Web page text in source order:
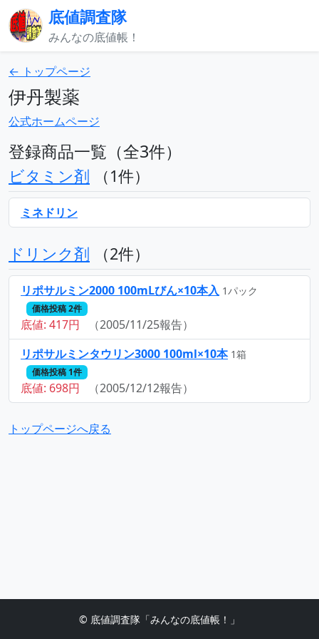
底値調査隊
みんなの底値帳！
← トップページ
伊丹製薬
公式ホームページ
登録商品一覧（全3件）
ビタミン剤 （1件）
ミネドリン
ドリンク剤 （2件）
リポサルミン2000 100mLびん×10本入 1パック
価格投稿 2件
底値: 417円
（2005/11/25報告）
リポサルミンタウリン3000 100ml×10本 1箱
価格投稿 1件
底値: 698円 （2005/12/12報告）
トップページへ戻る
© 底値調査隊「みんなの底値帳！」